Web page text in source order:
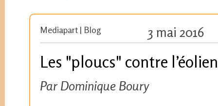
Mediapart | Blog 3 mai 2016
Les "ploucs" contre
Par Dominique Boury